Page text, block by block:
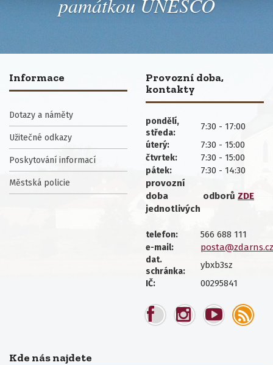
Informace
Dotazy a náměty
Užitečné odkazy
Poskytování informací
Městská policie
Provozní doba,
kontakty
pondělí,
středa:
7:30 - 17:00
úterý: 7:30 - 15:00
čtvrtek: 7:30 - 15:00
pátek:
7:30 - 14:30
provozní
doba
jednotlivých
odborů ZDE
telefon: 566 688 111
e-mail: posta@zdarns.cz
dat.
schránka:
ybxb3sz
IČ: 00295841
Kde nás najdete